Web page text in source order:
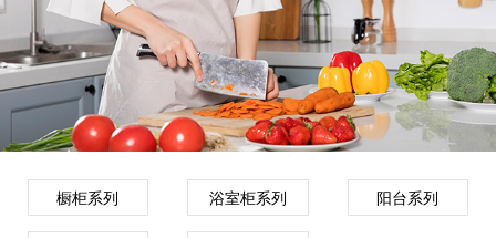
橱柜系列 浴室柜系列 阳台系列